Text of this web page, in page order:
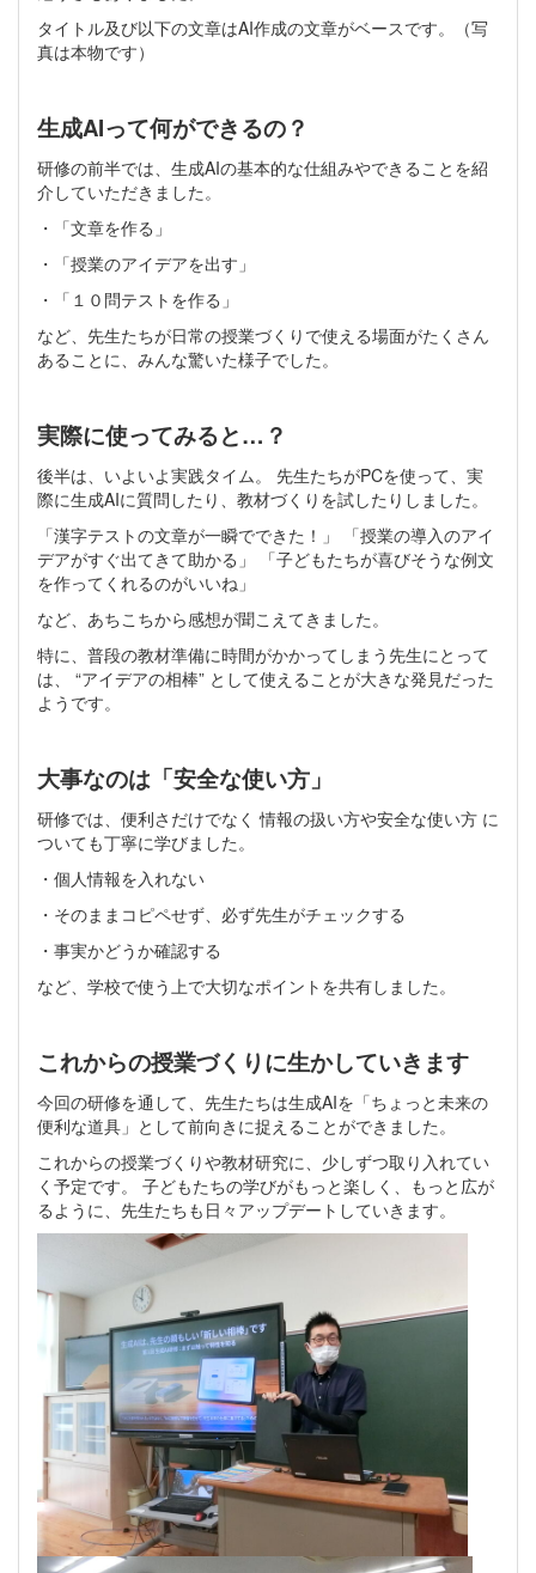
タイトル及び以下の文章はAI作成の文章がベースです。（写
真は本物です）
生成AIって何ができるの？
研修の前半では、生成AIの基本的な仕組みやできることを紹
介していただきました。
・「文章を作る」
・「授業のアイデアを出す」
・「１０問テストを作る」
など、先生たちが日常の授業づくりで使える場面がたくさん
あることに、みんな驚いた様子でした。
実際に使ってみると…？
後半は、いよいよ実践タイム。 先生たちがPCを使って、実
際に生成AIに質問したり、教材づくりを試したりしました。
「漢字テストの文章が一瞬でできた！」 「授業の導入のアイ
デアがすぐ出てきて助かる」 「子どもたちが喜びそうな例文
を作ってくれるのがいいね」
など、あちこちから感想が聞こえてきました。
特に、普段の教材準備に時間がかかってしまう先生にとって
は、 “アイデアの相棒” として使えることが大きな発見だった
ようです。
大事なのは「安全な使い方」
研修では、便利さだけでなく 情報の扱い方や安全な使い方 に
ついても丁寧に学びました。
・個人情報を入れない
・そのままコピペせず、必ず先生がチェックする
・事実かどうか確認する
など、学校で使う上で大切なポイントを共有しました。
これからの授業づくりに生かしていきます
今回の研修を通して、先生たちは生成AIを「ちょっと未来の
便利な道具」として前向きに捉えることができました。
これからの授業づくりや教材研究に、少しずつ取り入れてい
く予定です。 子どもたちの学びがもっと楽しく、もっと広が
るように、先生たちも日々アップデートしていきます。